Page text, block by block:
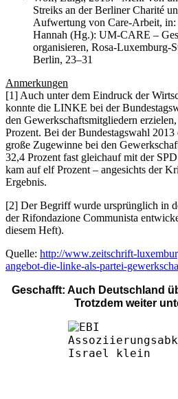
Streiks an der Berliner Charité
Aufwertung von Care-Arbeit, in:
Hannah (Hg.): UM-CARE –
organisieren, Rosa-Luxemburg-
Berlin, 23–31
Anmerkungen
[1] Auch unter dem Eindruck der
konnte die LINKE bei der
den Gewerkschaftsmitgliedern
Prozent. Bei der Bundestagswahl
große Zugewinne bei den
32,4 Prozent fast gleichauf mit der
kam auf elf Prozent – angesichts der
Ergebnis.
[2] Der Begriff wurde ursprünglich in
der Rifondazione Communista
diesem Heft).
Quelle: http://www.zeitschrift-
angebot-die-linke-als-partei-
Geschafft: Auch Deutschland
Trotzdem weiter